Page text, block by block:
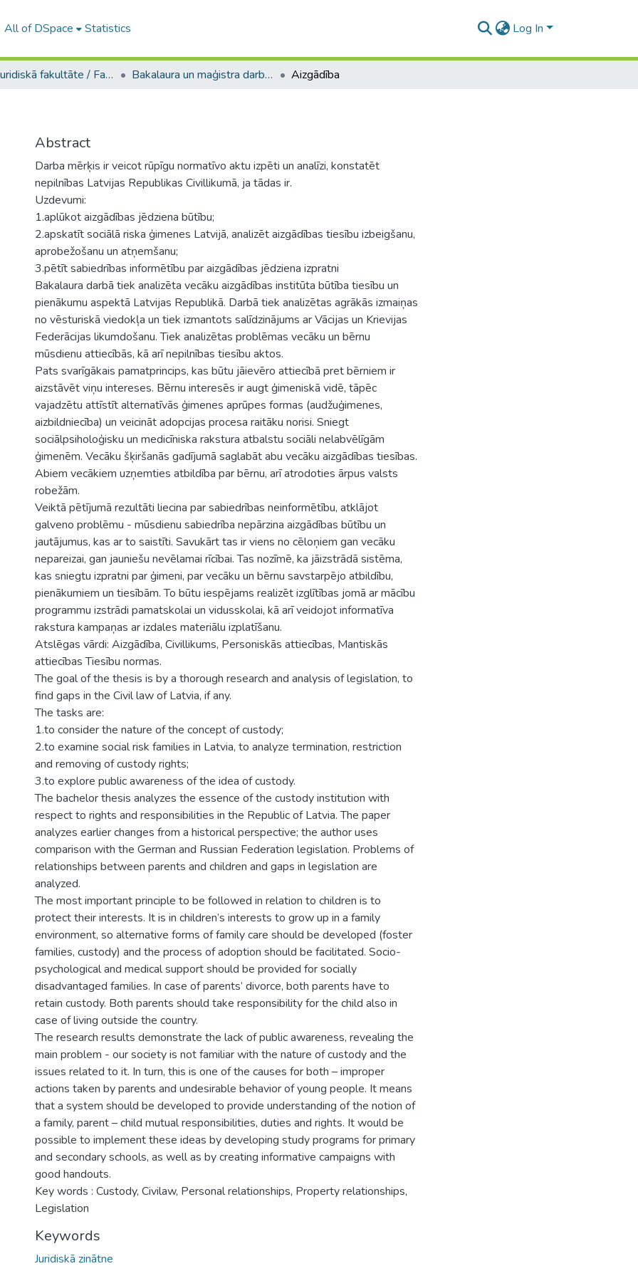
All of DSpace Statistics Log In
A -- Juridiskā fakultāte / Faculty of Law Bakalaura un maģistra darbi (JF) / Bachelor's and Master's theses Aizgādība
Abstract
Darba mērķis ir veicot rūpīgu normatīvo aktu izpēti un analīzi, konstatēt
nepilnības Latvijas Republikas Civillikumā, ja tādas ir.
Uzdevumi:
1.aplūkot aizgādības jēdziena būtību;
2.apskatīt sociālā riska ģimenes Latvijā, analizēt aizgādības tiesību izbeigšanu,
aprobežošanu un atņemšanu;
3.pētīt sabiedrības informētību par aizgādības jēdziena izpratni
Bakalaura darbā tiek analizēta vecāku aizgādības institūta būtība tiesību un
pienākumu aspektā Latvijas Republikā. Darbā tiek analizētas agrākās izmaiņas
no vēsturiskā viedokļa un tiek izmantots salīdzinājums ar Vācijas un Krievijas
Federācijas likumdošanu. Tiek analizētas problēmas vecāku un bērnu
mūsdienu attiecībās, kā arī nepilnības tiesību aktos.
Pats svarīgākais pamatprincips, kas būtu jāievēro attiecībā pret bērniem ir
aizstāvēt viņu intereses. Bērnu interesēs ir augt ģimeniskā vidē, tāpēc
vajadzētu attīstīt alternatīvās ģimenes aprūpes formas (audžuģimenes,
aizbildniecība) un veicināt adopcijas procesa raitāku norisi. Sniegt
sociālpsiholoģisku un medicīniska rakstura atbalstu sociāli nelabvēlīgām
ģimenēm. Vecāku šķiršanās gadījumā saglabāt abu vecāku aizgādības tiesības.
Abiem vecākiem uzņemties atbildība par bērnu, arī atrodoties ārpus valsts
robežām.
Veiktā pētījumā rezultāti liecina par sabiedrības neinformētību, atklājot
galveno problēmu - mūsdienu sabiedrība nepārzina aizgādības būtību un
jautājumus, kas ar to saistīti. Savukārt tas ir viens no cēloņiem gan vecāku
nepareizai, gan jauniešu nevēlamai rīcībai. Tas nozīmē, ka jāizstrādā sistēma,
kas sniegtu izpratni par ģimeni, par vecāku un bērnu savstarpējo atbildību,
pienākumiem un tiesībām. To būtu iespējams realizēt izglītības jomā ar mācību
programmu izstrādi pamatskolai un vidusskolai, kā arī veidojot informatīva
rakstura kampaņas ar izdales materiālu izplatīšanu.
Atslēgas vārdi: Aizgādība, Civillikums, Personiskās attiecības, Mantiskās
attiecības Tiesību normas.
The goal of the thesis is by a thorough research and analysis of legislation, to
find gaps in the Civil law of Latvia, if any.
The tasks are:
1.to consider the nature of the concept of custody;
2.to examine social risk families in Latvia, to analyze termination, restriction
and removing of custody rights;
3.to explore public awareness of the idea of custody.
The bachelor thesis analyzes the essence of the custody institution with
respect to rights and responsibilities in the Republic of Latvia. The paper
analyzes earlier changes from a historical perspective; the author uses
comparison with the German and Russian Federation legislation. Problems of
relationships between parents and children and gaps in legislation are
analyzed.
The most important principle to be followed in relation to children is to
protect their interests. It is in children’s interests to grow up in a family
environment, so alternative forms of family care should be developed (foster
families, custody) and the process of adoption should be facilitated. Socio-
psychological and medical support should be provided for socially
disadvantaged families. In case of parents’ divorce, both parents have to
retain custody. Both parents should take responsibility for the child also in
case of living outside the country.
The research results demonstrate the lack of public awareness, revealing the
main problem - our society is not familiar with the nature of custody and the
issues related to it. In turn, this is one of the causes for both – improper
actions taken by parents and undesirable behavior of young people. It means
that a system should be developed to provide understanding of the notion of
a family, parent – child mutual responsibilities, duties and rights. It would be
possible to implement these ideas by developing study programs for primary
and secondary schools, as well as by creating informative campaigns with
good handouts.
Key words : Custody, Civilaw, Personal relationships, Property relationships,
Legislation
Keywords
Juridiskā zinātne